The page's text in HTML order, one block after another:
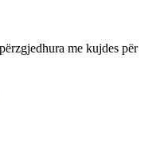
me kujdes për